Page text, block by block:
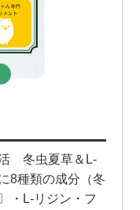
冬虫夏草＆L-
8種類の成分（冬
・L-リジン・フ